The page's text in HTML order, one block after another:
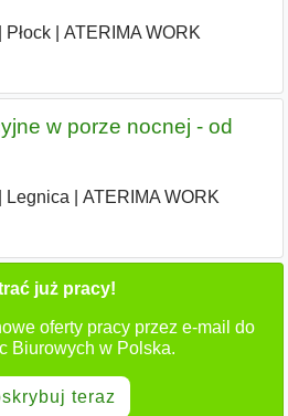
Płock| ATERIMA WORK
w porze nocnej - od
Legnica| ATERIMA WORK
już pracy!
oferty pracy przez e-mail do
Biurowych w Polska.
teraz